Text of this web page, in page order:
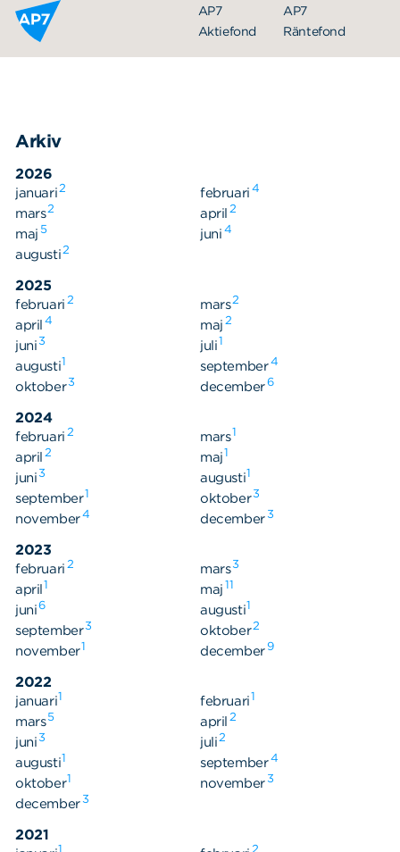
Hoppa till innehållet
AP7
Aktiefond
AP7
Räntefond
Arkiv
2026
januari2 februari 4
mars2 april 2
maj 5 juni 4
augusti2
2025
februari 2 mars2
april 4 maj 2
juni3 juli1
augusti1 september4
oktober3 december6
2024
februari 2 mars1
april 2 maj1
juni3 augusti1
september1 oktober3
november4 december3
2023
februari 2 mars3
april1 maj 11
juni6 augusti1
september3 oktober2
november1 december9
2022
januari1 februari1
mars5 april 2
juni3 juli2
augusti1 september4
oktober1 november3
december3
2021
1 2
Organisation
Ledning
Årsredovisningar
Nyheter
Om Cookies
Policy om personuppgifter